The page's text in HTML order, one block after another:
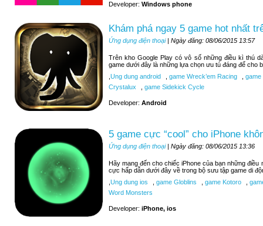
Developer: Windows phone
Khám phá ngay 5 game hot nhất
Ứng dụng điện thoại| Ngày đăng: 08/06/2015 13:57
Trên kho Google Play có vô số những điều kì thú
game dưới đây là những lựa chọn ưu tú đáng để cho
Ung dung android game Wreck’em Racing
game
Crystalux
game Sidekick Cycle
Developer: Android
5 game cực “cool” cho iPhone
Ứng dụng điện thoại| Ngày đăng: 08/06/2015 13:36
Hãy mang đến cho chiếc iPhone của bạn những
cực hấp dẫn dưới đây về trong bộ sưu tập game di
Ung dung ios game Globlins game Kotoro
Word Monsters
Developer: iPhone, ios